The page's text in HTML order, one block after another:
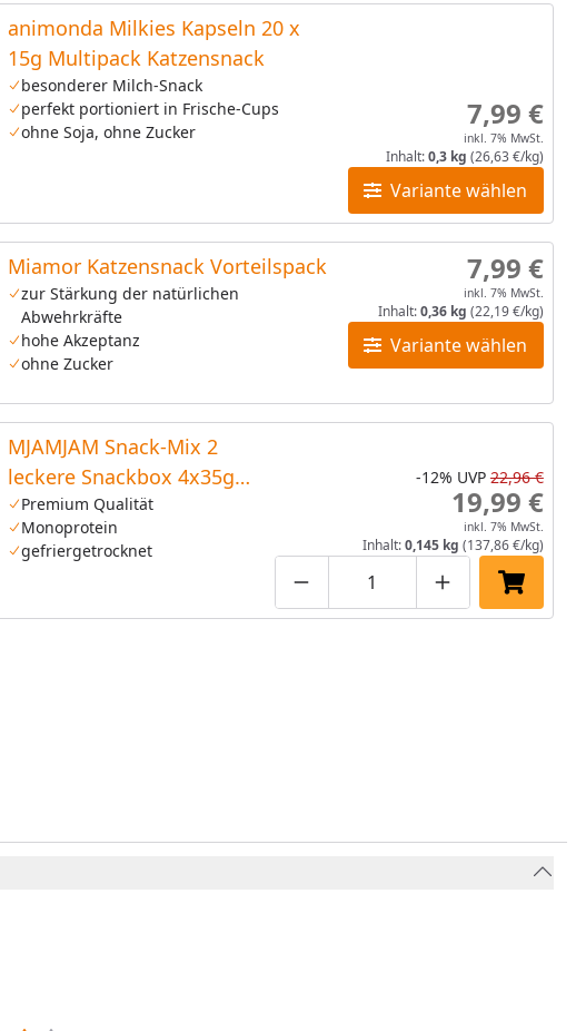
animonda Milkies Kapseln 20 x
15g Multipack Katzensnack
besonderer Milch-Snack
perfekt portioniert in Frische-Cups
ohne Soja, ohne Zucker
Variante wählen
7,99 €
inkl. 7% MwSt.
Inhalt:0,3 kg (26,63 €/kg)
Miamor Katzensnack Vorteilspack
zur Stärkung der natürlichen
Abwehrkräfte
hohe Akzeptanz
ohne Zucker
Variante wählen
7,99 €
inkl. 7% MwSt.
Inhalt:0,36 kg (22,19 €/kg)
MJAMJAM Snack-Mix 2
leckere Snackbox 4x35g
Katzensnack
Premium Qualität
Monoprotein
gefriergetrocknet
Produktmenge um eins
Produktmenge manuell
Produktmenge
In den
-12% UVP 22,96 €
19,99 €
inkl. 7% MwSt.
Inhalt:0,145 kg (137,86 €/kg)